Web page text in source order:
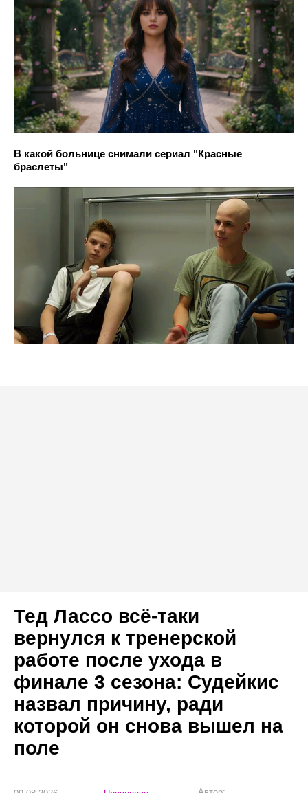
В какой больнице снимали сериал "Красные
браслеты"
Тед Лассо всё-таки
вернулся к тренерской
работе после ухода в
финале 3 сезона: Судейкис
назвал причину, ради
которой он снова вышел на
поле